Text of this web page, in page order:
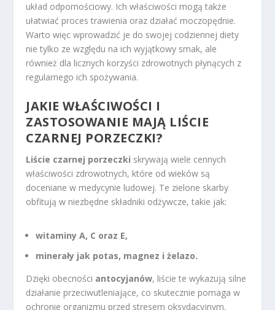
układ odpornościowy. Ich właściwości mogą także
ułatwiać proces trawienia oraz działać moczopędnie.
Warto więc wprowadzić je do swojej codziennej diety
nie tylko ze względu na ich wyjątkowy smak, ale
również dla licznych korzyści zdrowotnych płynących z
regularnego ich spożywania.
JAKIE WŁAŚCIWOŚCI I
ZASTOSOWANIE MAJĄ LIŚCIE
CZARNEJ PORZECZKI?
Liście czarnej porzeczki skrywają wiele cennych
właściwości zdrowotnych, które od wieków są
doceniane w medycynie ludowej. Te zielone skarby
obfitują w niezbędne składniki odżywcze, takie jak:
witaminy A, C oraz E,
minerały jak potas, magnez i żelazo.
Dzięki obecności antocyjanów, liście te wykazują silne
działanie przeciwutleniające, co skutecznie pomaga w
ochronie organizmu przed stresem oksydacyjnym.